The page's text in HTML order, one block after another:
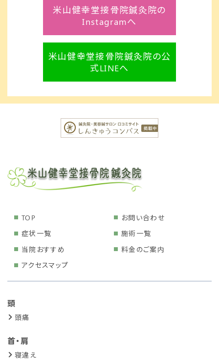
米山健幸堂接骨院鍼灸院の
Instagramへ
米山健幸堂接骨院鍼灸院の公
式LINEへ
TOP
お問い合わせ
症状一覧
施術一覧
当院おすすめ
料金のご案内
アクセスマップ
頭
頭痛
首・肩
寝違え